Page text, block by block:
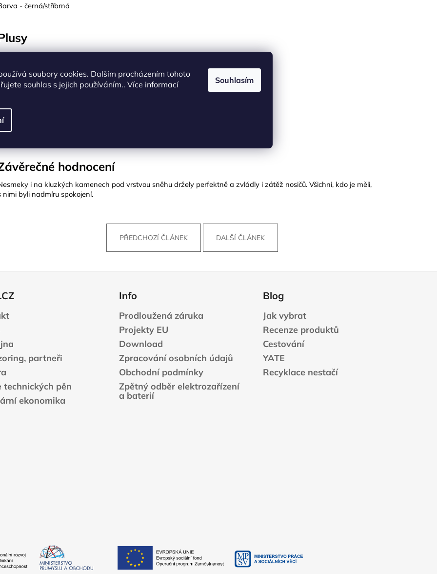
soubory cookies. Dalším procházením tohoto
souhlas s jejich používáním.. Více informací
Souhlasím
- černá/stříbrná
+ Rychlé nasazení
Testováno v terénu Himalájí
Vyšší váha a cena (výměnou za jistotu a kvalitu)
hodnocení
i na kluzkých kamenech pod vrstvou sněhu držely perfektně a zvládly i zátěž nosičů. Všichni, kdo je měli,
nimi byli nadmíru spokojení.
PŘEDCHOZÍ ČLÁNEK DALŠÍ ČLÁNEK
partneři
technických pěn
ekonomika
Info
Prodloužená záruka
Projekty EU
Download
Zpracování osobních údajů
Obchodní podmínky
Zpětný odběr elektrozařízení
a baterií
Blog
Jak vybrat
Recenze produktů
Cestování
YATE
Recyklace nestačí